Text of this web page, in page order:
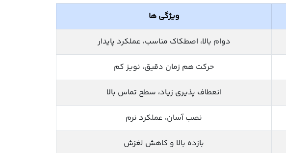
ویژگی ها
دوام بالا، اصطکاک مناسب، عملکرد پایدار
حرکت هم زمان دقیق، نویز کم
انعطاف پذیری زیاد، سطح تماس بالا
نصب آسان، عملکرد نرم
بازده بالا و کاهش لغزش